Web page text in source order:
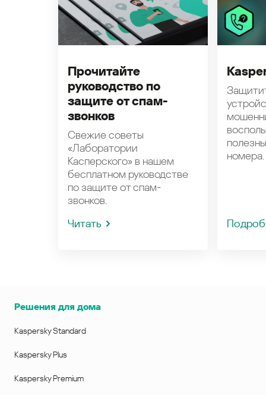
Прочитайте
руководство по
защите от спам-
звонков
Свежие советы
«Лаборатории
Касперского» в нашем
бесплатном руководстве
по защите от спам-
звонков.
Читать
номера.
Решения для дома
Kaspersky Standard
Kaspersky Plus
Kaspersky Premium